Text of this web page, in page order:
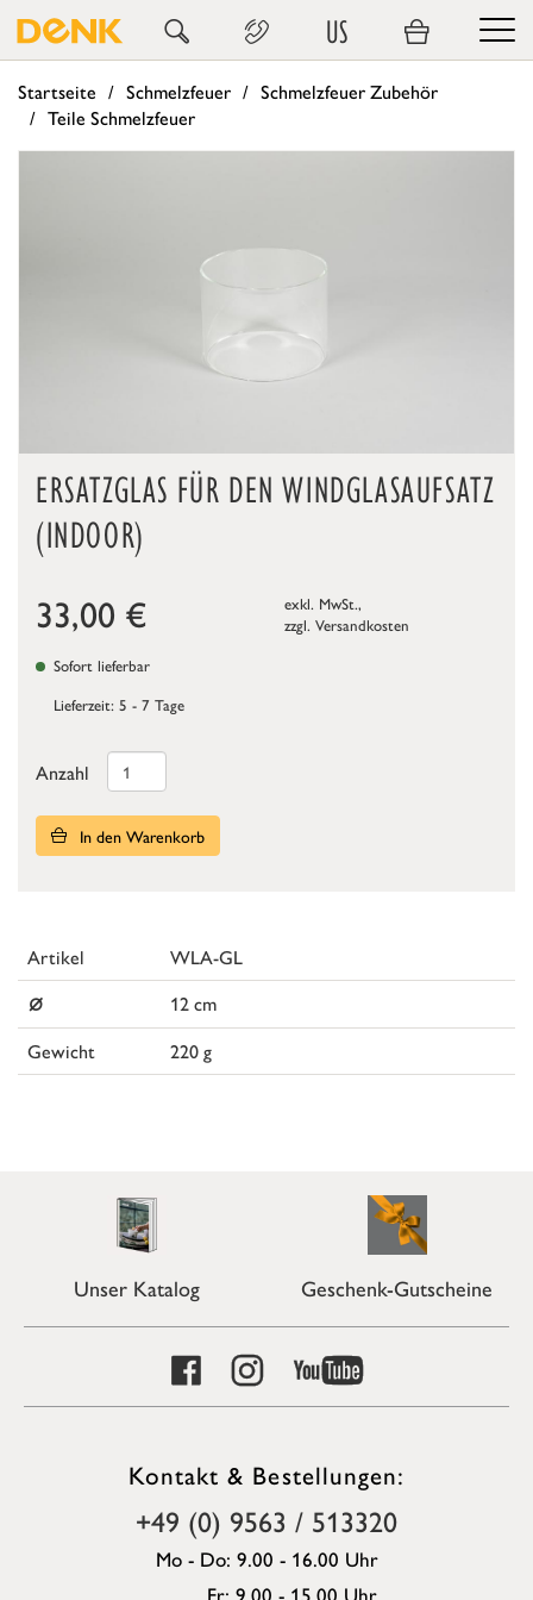
US
Startseite Schmelzfeuer
Schmelzfeuer Zubehör
Teile Schmelzfeuer
ERSATZGLAS FÜR DEN WINDGLASAUFSATZ
(INDOOR)
33,00 €
exkl. MwSt.,
zzgl. Versandkosten
Sofort lieferbar
Lieferzeit: 5 - 7 Tage
Anzahl
In den Warenkorb
Artikel WLA-GL
⌀
12 cm
Gewicht
220 g
Unser Katalog Geschenk-Gutscheine
Kontakt & Bestellungen:
+49 (0) 9563 / 513320
Mo - Do: 9.00 - 16.00 Uhr
Fr: 9.00 - 15.00 Uhr